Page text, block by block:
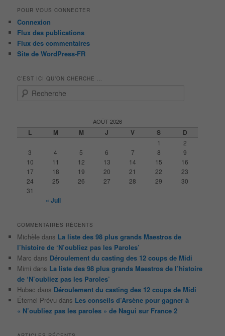
POUR VOUS CONNECTER
Connexion
Flux des publications
Flux des commentaires
Site de WordPress-FR
C’EST ICI QU’ON CHERCHE …
AOÛT 2026
L M M J V S D
1
2
3
4 5 6 7 8
9
10
11 12 13 14 15
16
17
18 19 20 21 22
23
24
25 26 27 28 29
30
31
« Juil
COMMENTAIRES RÉCENTS
Michèle dans La liste des 98 plus grands Maestros de
l’histoire de ‘N’oubliez pas les Paroles’
Marc dans Déroulement du casting des 12 coups de Midi
Mimi dans La liste des 98 plus grands Maestros de l’histoire
de ‘N’oubliez pas les Paroles’
Hubac dans Déroulement du casting des 12 coups de Midi
Éternel Prévu dans Les conseils d’Arsène pour gagner à
« N’oubliez pas les paroles » de Nagui sur France 2